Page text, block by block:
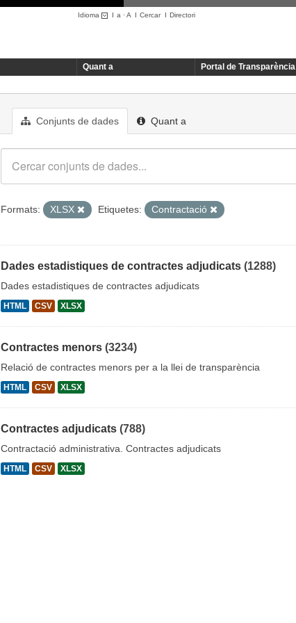
Idioma I a ·A I CercarI Directori
Quant a Portal de Transparència
Conjunts de dades Quant a
Formats: XLSX Etiquetes: Contractació
Dades estadistiques de contractes adjudicats (1288)
Dades estadistiques de contractes adjudicats
HTML CSV XLSX
Contractes menors (3234)
Relació de contractes menors per a la llei de transparència
HTML CSV XLSX
Contractes adjudicats (788)
Contractació administrativa. Contractes adjudicats
HTML CSV XLSX